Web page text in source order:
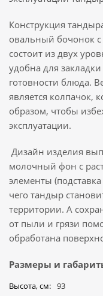
Конструкция
овальный бочонок
состоит из двух
удобна для
готовности блюда.
является колпачок,
образом, чтобы
эксплуатации.
Дизайн изделия
молочный фон с
элементы
чего тандыр
территории. А
от пыли и грязи
обработана
Размеры и
Высота, см
93